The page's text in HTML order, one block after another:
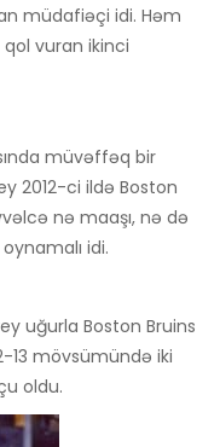
müdafiəçi idi. Həm
vuran ikinci
müvəffəq bir
2012-ci ildə Boston
nə maaşı, nə də
idi.
uğurla Boston Bruins
13 mövsümündə iki
oldu.